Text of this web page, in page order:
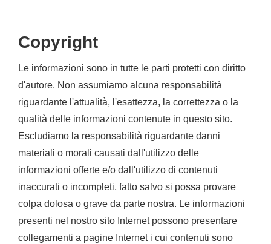
Copyright
Le informazioni sono in tutte le parti protetti con diritto
d'autore. Non assumiamo alcuna responsabilità
riguardante l'attualità, l'esattezza, la correttezza o la
qualità delle informazioni contenute in questo sito.
Escludiamo la responsabilità riguardante danni
materiali o morali causati dall'utilizzo delle
informazioni offerte e/o dall'utilizzo di contenuti
inaccurati o incompleti, fatto salvo si possa provare
colpa dolosa o grave da parte nostra. Le informazioni
presenti nel nostro sito Internet possono presentare
collegamenti a pagine Internet i cui contenuti sono